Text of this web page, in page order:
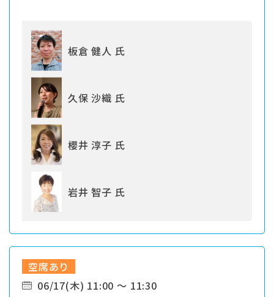
板倉 健人 氏
久保 沙織 氏
櫻井 淳子 氏
岩井 智子 氏
空席あり
06/17(木) 11:00 ～ 11:30